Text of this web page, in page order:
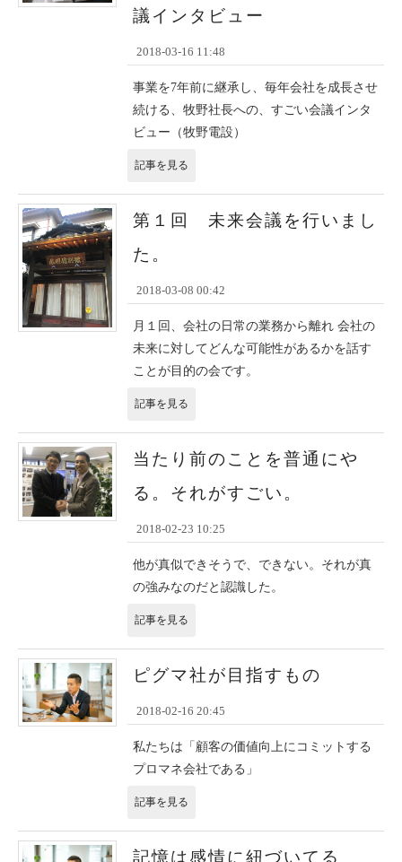
議インタビュー
2018-03-16 11:48
事業を7年前に継承し、毎年会社を成長させ
続ける、牧野社長への、すごい会議インタ
ビュー（牧野電設）
記事を見る
第１回 未来会議を行いまし
た。
2018-03-08 00:42
月１回、会社の日常の業務から離れ 会社の
未来に対してどんな可能性があるかを話す
ことが目的の会です。
記事を見る
当たり前のことを普通にや
る。それがすごい。
2018-02-23 10:25
他が真似できそうで、できない。それが真
の強みなのだと認識した。
記事を見る
ピグマ社が目指すもの
2018-02-16 20:45
私たちは「顧客の価値向上にコミットする
プロマネ会社である」
記事を見る
記憶は感情に紐づいてる